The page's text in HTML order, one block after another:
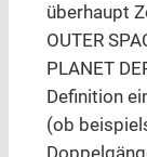
überhaupt
OUTER
PLANET
Definition
(ob